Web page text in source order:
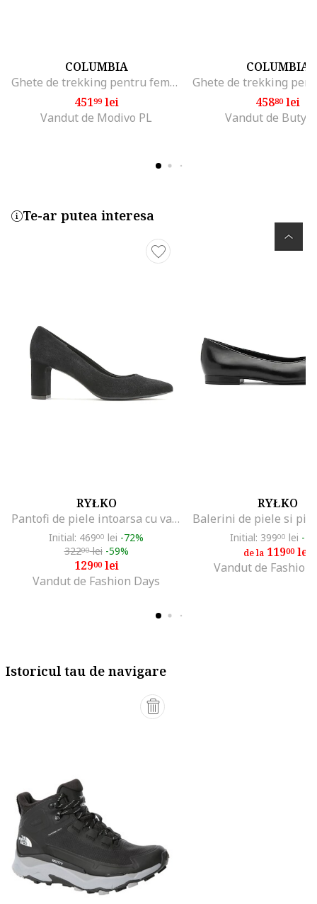
COLUMBIA
Ghete de trekking pentru femei, Redmond IV Low WP 741053, Gri
45199lei
Vandut de Modivo PL
COLUMBIA
45880lei
Vandut de
Te-ar putea interesa
RYŁKO
Pantofi de piele intoarsa cu varf ascutit, Negru
Initial: 46900 lei -72%
32200lei -59%
12900lei
Vandut de Fashion Days
RYŁKO
Initial: 39900 lei -
de la 11900lei
Vandut de Fashion
Istoricul tau de navigare